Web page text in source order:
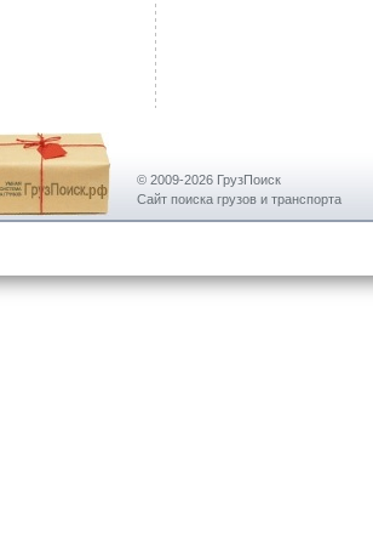
© 2009-2026 ГрузПоиск
Сайт поиска грузов и транспорта